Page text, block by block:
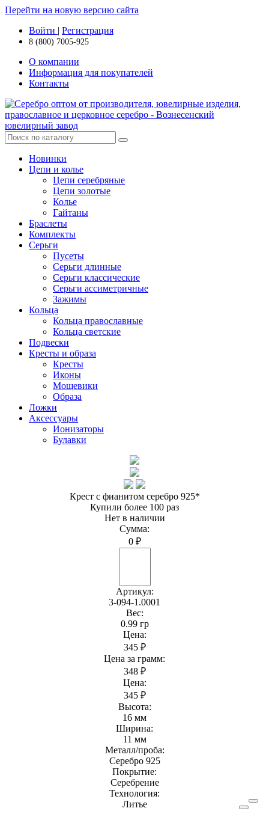
Перейти на новую версию сайта
Войти | Регистрация
8 (800) 7005-925
О компании
Информация для покупателей
Контакты
Новинки
Цепи и колье
Цепи серебряные
Цепи золотые
Колье
Гайтаны
Браслеты
Комплекты
Серьги
Пусеты
Серьги длинные
Серьги классические
Серьги ассиметричные
Зажимы
Кольца
Кольца православные
Кольца светские
Подвески
Кресты и образа
Кресты
Иконы
Мощевики
Образа
Ложки
Аксессуары
Ионизаторы
Булавки
Крест с фианитом серебро 925*
Купили более 100 раз
Нет в наличии
Сумма:
0 ₽
Артикул:
3-094-1.0001
Вес:
0.99 гр
Цена:
345 ₽
Цена за грамм:
348 ₽
Цена:
345 ₽
Высота:
16 мм
Ширина:
11 мм
Металл/проба:
Серебро 925
Покрытие:
Серебрение
Технология:
Литье